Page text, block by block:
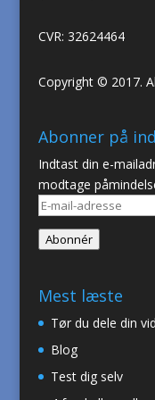
CVR: 32624464
Copyright © 2017.
Abonner på
Indtast din e-
modtage
E-
mail-
adresse
Abonnér
Mest læste
Tør du dele din
Blog
Test dig selv